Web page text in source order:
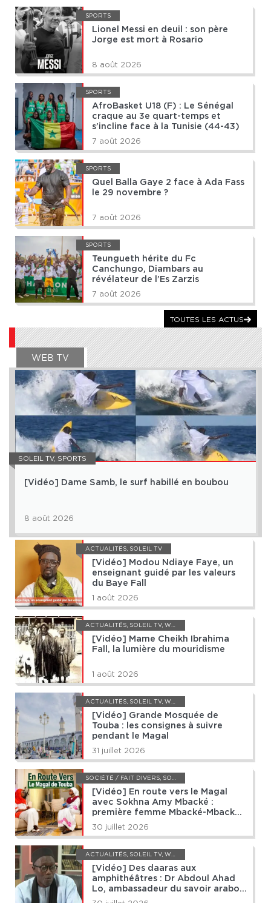
SPORTS
Lionel Messi en deuil : son père
Jorge est mort à Rosario
8 août 2026
SPORTS
AfroBasket U18 (F) : Le Sénégal
craque au 3e quart-temps et
s’incline face à la Tunisie (44-43)
7 août 2026
SPORTS
Quel Balla Gaye 2 face à Ada Fass
le 29 novembre ?
7 août 2026
SPORTS
Teungueth hérite du Fc
Canchungo, Diambars au
révélateur de l’Es Zarzis
7 août 2026
TOUTES LES ACTUS
WEB TV
SOLEIL TV, SPORTS
[Vidéo] Dame Samb, le surf habillé en boubou
8 août 2026
ACTUALITÉS, SOLEIL TV
[Vidéo] Modou Ndiaye Faye, un
enseignant guidé par les valeurs
du Baye Fall
1 août 2026
ACTUALITÉS, SOLEIL TV, WEB TV
[Vidéo] Mame Cheikh Ibrahima
Fall, la lumière du mouridisme
1 août 2026
ACTUALITÉS, SOLEIL TV, WEB TV
[Vidéo] Grande Mosquée de
Touba : les consignes à suivre
pendant le Magal
31 juillet 2026
SOCIÉTÉ / FAIT DIVERS, SOLEIL TV
[Vidéo] En route vers le Magal
avec Sokhna Amy Mbacké :
première femme Mbacké-Mbacké
directrice et ambassadrice…
30 juillet 2026
ACTUALITÉS, SOLEIL TV, WEB TV
[Vidéo] Des daaras aux
amphithéâtres : Dr Abdoul Ahad
Lo, ambassadeur du savoir arabo-
islamique